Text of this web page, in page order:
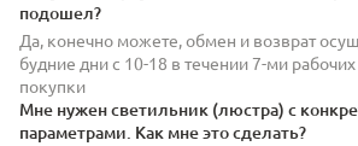
подошел?
Да, конечно можете, обмен и возврат
будние дни с 10-18 в течении 7-ми
покупки
Мне нужен светильник (люстра) с
параметрами. Как мне это сделать?